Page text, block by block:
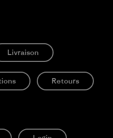
Livraison
Retours